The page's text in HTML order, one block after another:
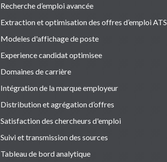
Recherche d’emploi avancée
Extraction et optimisation des offres d’emploi ATS
Modeles d'affichage de poste
Experience candidat optimisee
Domaines de carrière
Intégration de la marque employeur
Distribution et agrégation d’offres
Satisfaction des chercheurs d'emploi
Suivi et transmission des sources
Tableau de bord analytique